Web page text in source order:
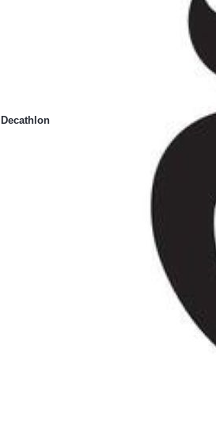
Decathlon